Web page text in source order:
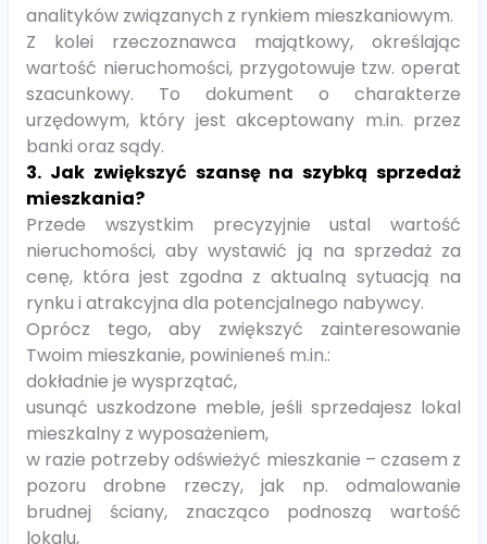
analityków związanych z rynkiem mieszkaniowym.
Z kolei rzeczoznawca majątkowy, określając
wartość nieruchomości, przygotowuje tzw. operat
szacunkowy. To dokument o charakterze
urzędowym, który jest akceptowany m.in. przez
banki oraz sądy.
3. Jak zwiększyć szansę na szybką sprzedaż
mieszkania?
Przede wszystkim precyzyjnie ustal wartość
nieruchomości, aby wystawić ją na sprzedaż za
cenę, która jest zgodna z aktualną sytuacją na
rynku i atrakcyjna dla potencjalnego nabywcy.
Oprócz tego, aby zwiększyć zainteresowanie
Twoim mieszkanie, powinieneś m.in.:
dokładnie je wysprzątać,
usunąć uszkodzone meble, jeśli sprzedajesz lokal
mieszkalny z wyposażeniem,
w razie potrzeby odświeżyć mieszkanie – czasem z
pozoru drobne rzeczy, jak np. odmalowanie
brudnej ściany, znacząco podnoszą wartość
lokalu,